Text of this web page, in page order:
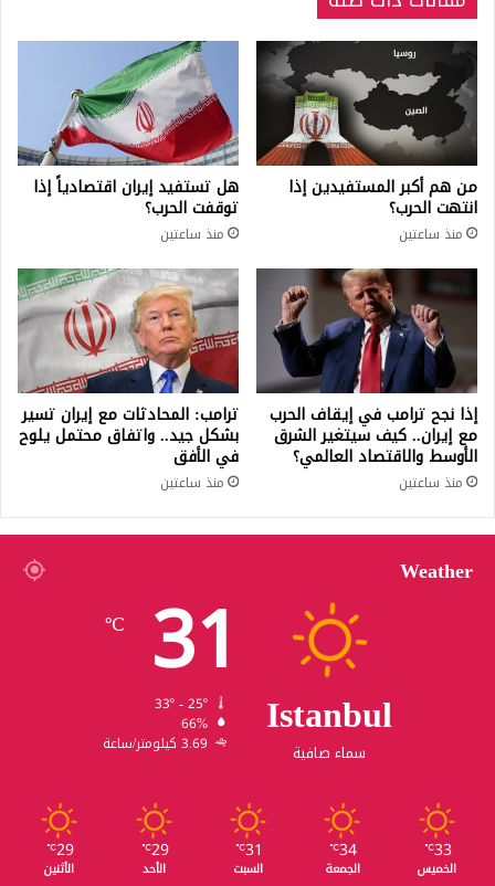
من هم أكبر المستفيدين إذا
انتهت الحرب؟
منذ ساعتين
هل تستفيد إيران اقتصادياً إذا
توقفت الحرب؟
منذ ساعتين
إذا نجح ترامب في إيقاف الحرب
مع إيران.. كيف سيتغير الشرق
الأوسط والاقتصاد العالمي؟
منذ ساعتين
ترامب: المحادثات مع إيران تسير
بشكل جيد.. واتفاق محتمل يلوح
في الأفق
منذ ساعتين
Weather
Istanbul
سماء صافية
31
℃
66%
3.69 كيلومتر/ساعة
33
℃
الخميس
34
℃
الجمعة
31
℃
السبت
29
℃
الأحد
29
℃
الأثنين